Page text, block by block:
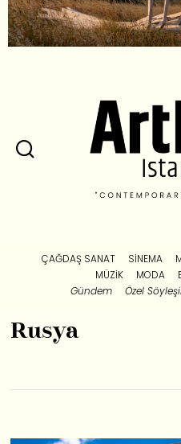
ÇAĞDAŞ SANAT SINEMA
MÜZIK
MODA
Gündem
Özel
Rusya